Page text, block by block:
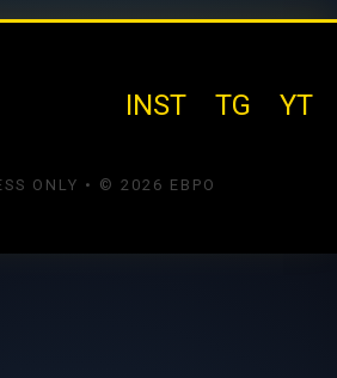
INST TG YT
ONLY • © 2026 EBPO